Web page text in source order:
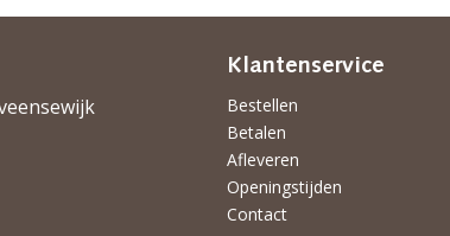
Klantenservice
Bestellen
Betalen
Afleveren
Openingstijden
Contact